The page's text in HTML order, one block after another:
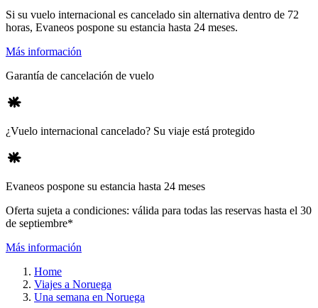
Si su vuelo internacional es cancelado sin alternativa dentro de 72
horas, Evaneos pospone su estancia hasta 24 meses.
Más información
Garantía de cancelación de vuelo
¿Vuelo internacional cancelado? Su viaje está protegido
Evaneos pospone su estancia hasta 24 meses
Oferta sujeta a condiciones: válida para todas las reservas hasta el 30
de septiembre*
Más información
Home
Viajes a Noruega
Una semana en Noruega